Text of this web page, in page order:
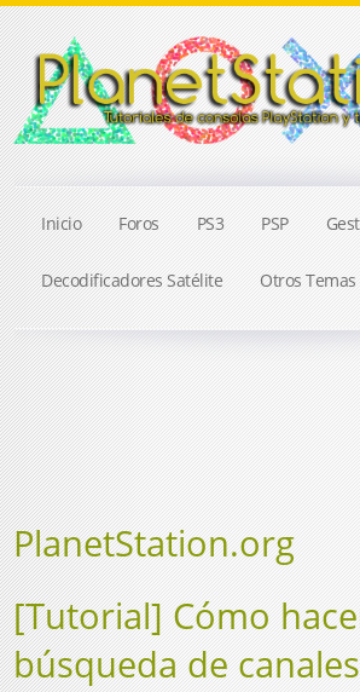
Inicio Foros PS3 PSP
Decodificadores Satélite Otros Temas
PlanetStation.org
[Tutorial] Cómo
búsqueda de